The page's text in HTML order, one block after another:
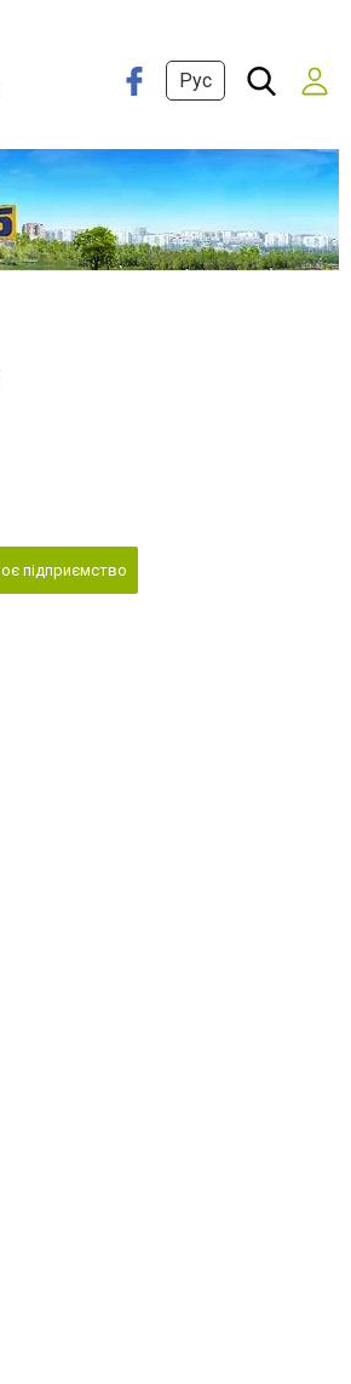
Рус
підприємство